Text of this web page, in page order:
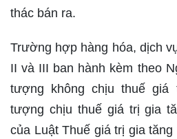
thác bán ra.
Trường hợp hàng hóa, dịch
II và III ban hành kèm theo
tượng không chịu thuế giá
tượng chịu thuế giá trị gia
của Luật Thuế giá trị gia